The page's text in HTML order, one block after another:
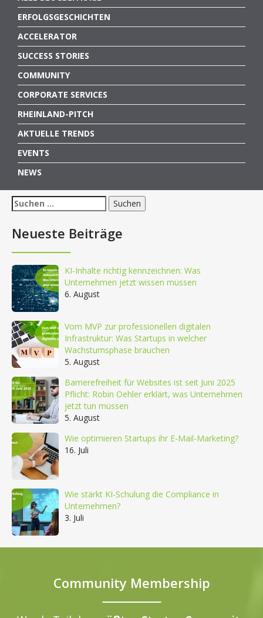
ERFOLGSGESCHICHTEN
ACCELERATOR
SUCCESS STORIES
COMMUNITY
CORPORATE SERVICES
RHEINLAND-PITCH
AKTUELLE TRENDS
EVENTS
NEWS
Suchen
nach:
Neueste Beiträge
KI-Inhalte richtig kennzeichnen: Was
Unternehmen jetzt wissen müssen
6. August
Vom MVP zur professionellen digitalen
Infrastruktur: Was Startups in welcher
Wachstumsphase brauchen
5. August
Barrierefreiheit für Websites ist seit Juni 2025
Pflicht: Robin Oehler erklärt, was Unternehmen
jetzt tun müssen
5. August
Wie optimieren Startups ihr E-Mail-Marketing?
16. Juli
Wie stärkt KI-Schulung die Compliance in
Unternehmen?
3. Juli
Community Membership